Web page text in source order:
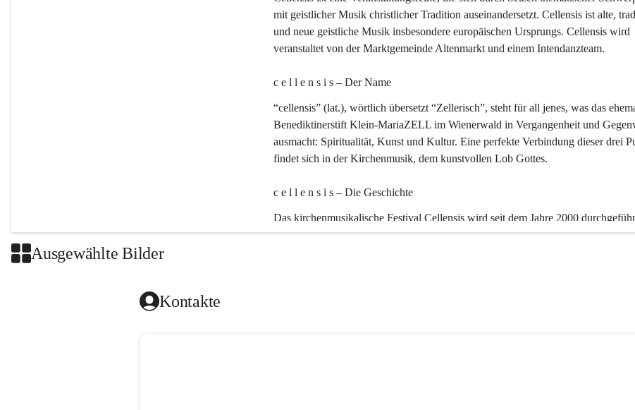
mit geistlicher Musik christlicher Tradition auseinandersetzt. Cellensis ist alte,
und neue geistliche Musik insbesondere europäischen Ursprungs. Cellensis wird
veranstaltet von der Marktgemeinde Altenmarkt und einem Intendanzteam.
c e l l e n s i s – Der Name
“cellensis” (lat.), wörtlich übersetzt “Zellerisch”, steht für all jenes, was das
Benediktinerstift Klein-MariaZELL im Wienerwald in Vergangenheit und
ausmacht: Spiritualität, Kunst und Kultur. Eine perfekte Verbindung dieser drei
findet sich in der Kirchenmusik, dem kunstvollen Lob Gottes.
c e l l e n s i s – Die Geschichte
Das kirchenmusikalische Festival Cellensis wird seit dem Jahre 2000
Ausgewählte Bilder
Kontakte